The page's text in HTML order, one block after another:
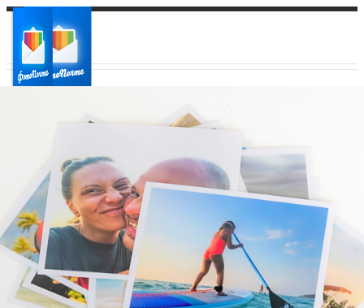
Ваш регион доставки
Выберите из списка: